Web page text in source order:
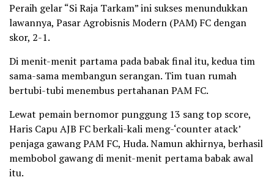
Peraih gelar “Si Raja Tarkam” ini sukses menundukkan
lawannya, Pasar Agrobisnis Modern (PAM) FC dengan
skor, 2-1.
Di menit-menit partama pada babak final itu, kedua tim
sama-sama membangun serangan. Tim tuan rumah
bertubi-tubi menembus pertahanan PAM FC.
Lewat pemain bernomor punggung 13 sang top score,
Haris Capu AJB FC berkali-kali meng-‘counter atack’
penjaga gawang PAM FC, Huda. Namun akhirnya, berhasil
membobol gawang di menit-menit pertama babak awal
itu.